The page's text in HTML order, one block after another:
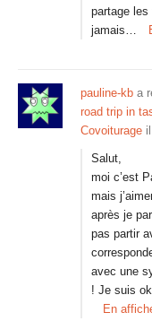
partage les
jamais…
pauline-kb a
road trip in
Covoiturage
Salut,
moi c’est
mais
après je
pas partir
avec une
! Je suis
En